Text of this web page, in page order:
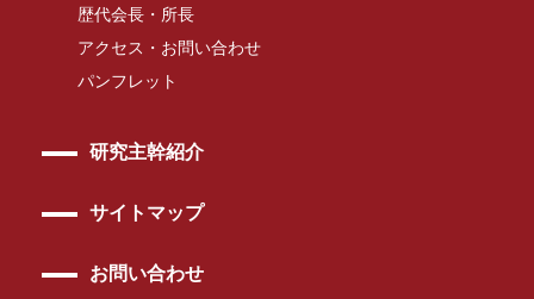
歴代会長・所長
アクセス・お問い合わせ
パンフレット
研究主幹紹介
サイトマップ
お問い合わせ